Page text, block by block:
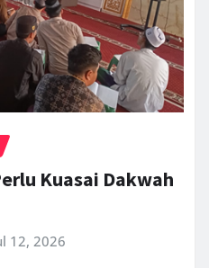
Kuasai Dakwah
12, 2026